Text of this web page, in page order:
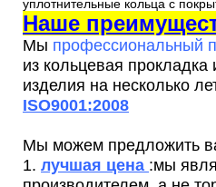
Наше
Мы профессиональный
из кольцевая прокладка
изделия на несколько
ISO9001:2008
Мы можем предложить
1. лучшая цена :мы